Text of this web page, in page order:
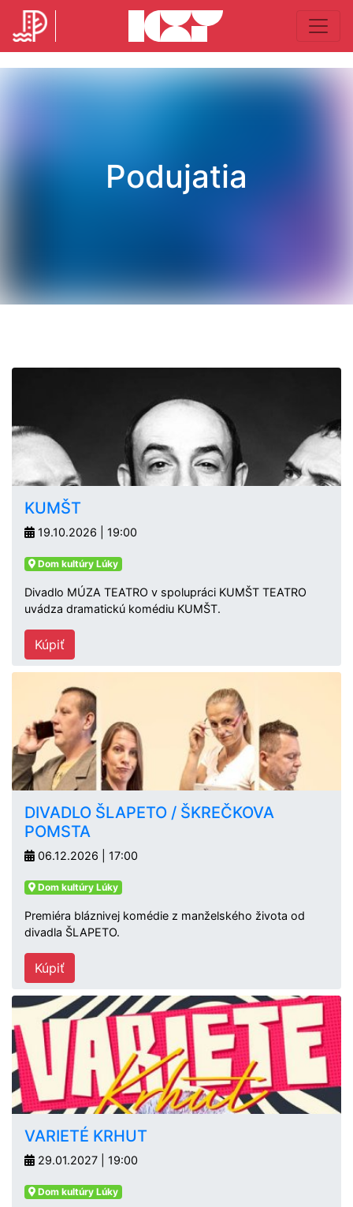
Podujatia
KUMŠT
19.10.2026 | 19:00
Dom kultúry Lúky
Divadlo MÚZA TEATRO v spolupráci KUMŠT TEATRO
uvádza dramatickú komédiu KUMŠT.
Kúpiť
DIVADLO ŠLAPETO / ŠKREČKOVA
POMSTA
06.12.2026 | 17:00
Dom kultúry Lúky
Premiéra bláznivej komédie z manželského života od
divadla ŠLAPETO.
Kúpiť
VARIETÉ KRHUT
29.01.2027 | 19:00
Dom kultúry Lúky